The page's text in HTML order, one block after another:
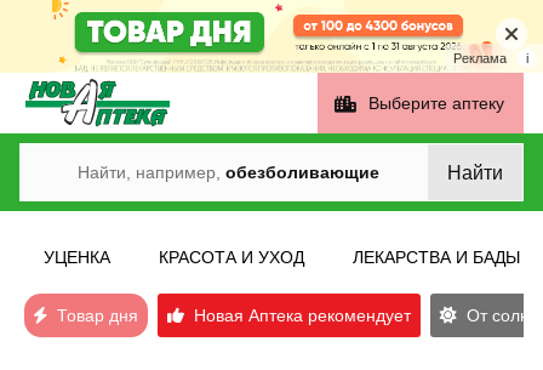
Реклама i
Выберите аптеку
Найти, например, обезболивающие Найти
УЦЕНКА КРАСОТА И УХОД ЛЕКАРСТВА И БАДЫ
Товар дня Новая Аптека рекомендует От